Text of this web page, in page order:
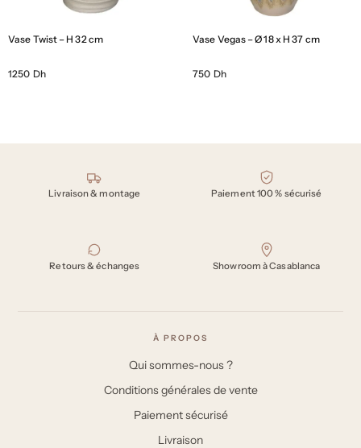
Vase Twist – H 32 cm
1250 Dh
Vase Vegas – Ø 18 x H 37 cm
750 Dh
Nos engagements
Livraison & montage Paiement 100 % sécurisé
Retours & échanges Showroom à Casablanca
À PROPOS
Qui sommes-nous ?
Conditions générales de vente
Paiement sécurisé
Livraison